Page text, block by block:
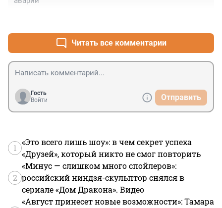
Читать все комментарии
Гость
Войти
Отправить
1
«Это всего лишь шоу»: в чем секрет успеха
«Друзей», который никто не смог повторить
2
«Минус — слишком много спойлеров»:
российский ниндзя-скульптор снялся в
сериале «Дом Дракона». Видео
«Август принесет новые возможности»: Тамара